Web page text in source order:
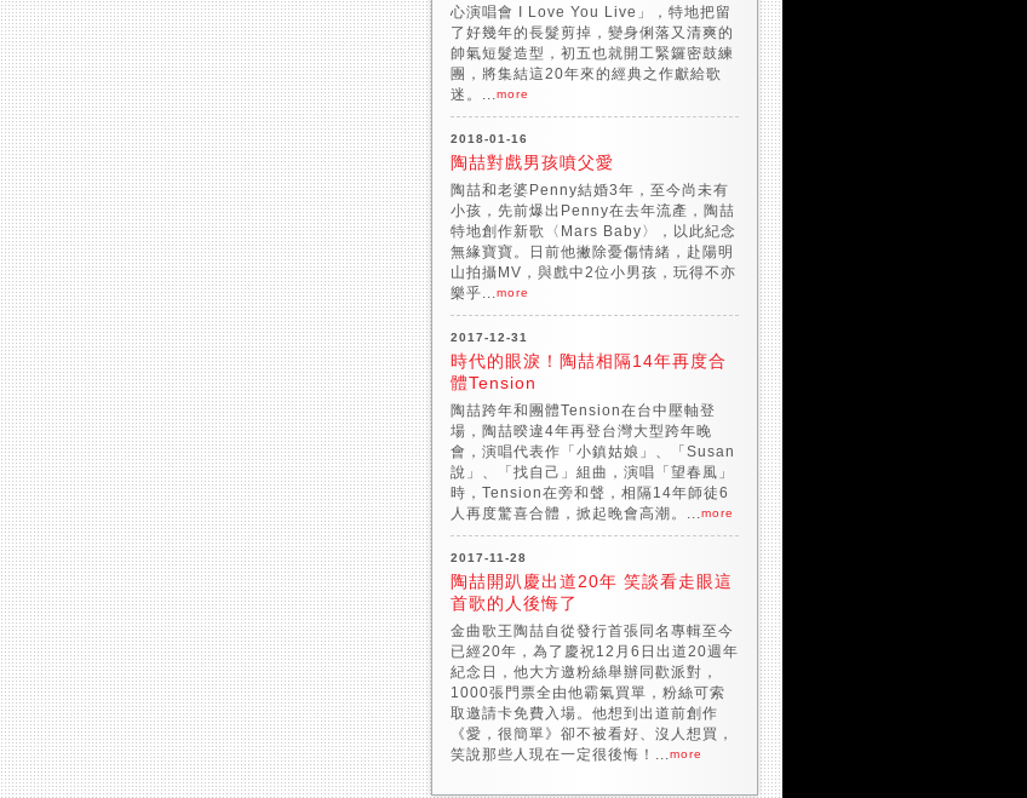
心演唱會 I Love You Live」，特地把留
了好幾年的長髮剪掉，變身俐落又清爽的
帥氣短髮造型，初五也就開工緊鑼密鼓練
團，將集結這20年來的經典之作獻給歌
迷。... more
2018-01-16
陶喆對戲男孩噴父愛
陶喆和老婆Penny結婚3年，至今尚未有
小孩，先前爆出Penny在去年流產，陶喆
特地創作新歌〈Mars Baby〉，以此紀念
無緣寶寶。日前他撇除憂傷情緒，赴陽明
山拍攝MV，與戲中2位小男孩，玩得不亦
樂乎... more
2017-12-31
時代的眼淚！陶喆相隔14年再度合
體Tension
陶喆跨年和團體Tension在台中壓軸登
場，陶喆暌違4年再登台灣大型跨年晚
會，演唱代表作「小鎮姑娘」、「Susan
說」、「找自己」組曲，演唱「望春風」
時，Tension在旁和聲，相隔14年師徒6
人再度驚喜合體，掀起晚會高潮。... more
2017-11-28
陶喆開趴慶出道20年 笑談看走眼這
首歌的人後悔了
金曲歌王陶喆自從發行首張同名專輯至今
已經20年，為了慶祝12月6日出道20週年
紀念日，他大方邀粉絲舉辦同歡派對，
1000張門票全由他霸氣買單，粉絲可索
取邀請卡免費入場。他想到出道前創作
《愛，很簡單》卻不被看好、沒人想買，
笑說那些人現在一定很後悔！... more